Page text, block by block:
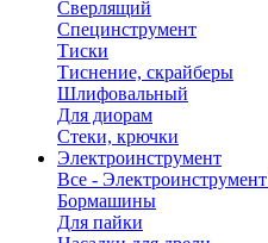
Сверлящий
Специнструмент
Тиски
Тиснение, скрайберы
Шлифовальный
Для диорам
Стеки, крючки
Электроинструмент
Все - Электроинструмент
Бормашины
Для пайки